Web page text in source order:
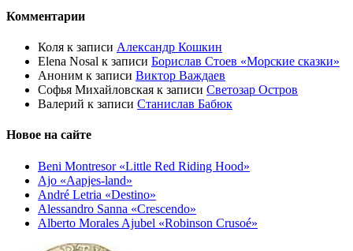
Комментарии
Коля к записи Александр Кошкин
Elena Nosal к записи Борислав Стоев «Морские сказки»
Аноним к записи Виктор Важдаев
Софья Михайловская к записи Светозар Остров
Валерий к записи Станислав Бабюк
Новое на сайте
Beni Montresor «Little Red Riding Hood»
Ajo «Aapjes-land»
André Letria «Destino»
Alessandro Sanna «Crescendo»
Alberto Morales Ajubel «Robinson Crusoé»